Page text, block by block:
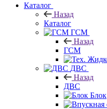
Каталог
Назад
Каталог
ГСМ
Назад
ГСМ
ДВС
Назад
ДВС
Блок